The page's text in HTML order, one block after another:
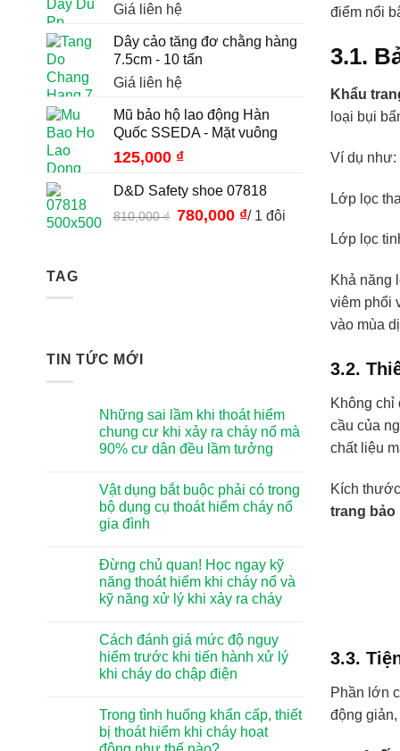
Giá liên hệ
Dây cảo tăng đơ chằng hàng
7.5cm - 10 tấn
Giá liên hệ
Mũ bảo hộ lao động Hàn
Quốc SSEDA - Mặt vuông
125,000 ₫
D&D Safety shoe 07818
810,000₫ Giá
780,000 ₫Giá
/ 1 đôi
TAG
TIN TỨC MỚI
Những sai lầm khi thoát hiểm
chung cư khi xảy ra cháy nổ mà
90% cư dân đều lầm tưởng
bình
luận
ở
Những
khi
thoát
hiểm
chung
cư
ra
cháy
nổ
mà
dân
đều
lầm
tưởng
Vật dụng bắt buộc phải có trong
bộ dụng cụ thoát hiểm cháy nổ
gia đình
bình
luận
ở
Vật
buộc
phải
có
trong
bộ
thoát
hiểm
cháy
Đừng chủ quan! Học ngay kỹ
năng thoát hiểm khi cháy nổ và
kỹ năng xử lý khi xảy ra cháy
bình
luận
ở
Đừng
Học
ngay
kỹ
năng
Cách đánh giá mức độ nguy
hiểm trước khi tiến hành xử lý
khi cháy do chập điện
bình
luận
ở
Trong tình huống khẩn cấp, thiết
bị thoát hiểm khi cháy hoạt
điểm nổi
3.1.
Khẩu
loại bụi
Ví dụ như:
Lớp lọc
Lớp lọc
Khả năng
viêm phổi
vào mùa
3.2.
Không chỉ
cầu của
chất liệu
Kích
trang bảo
3.3.
Phần lớn
động